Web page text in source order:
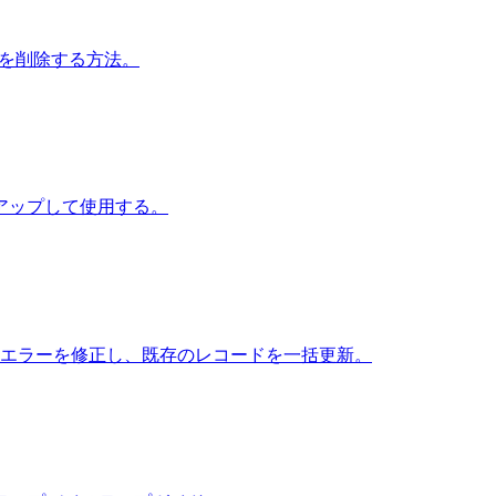
削除する方法。
プして使用する。
ーを修正し、既存のレコードを一括更新。